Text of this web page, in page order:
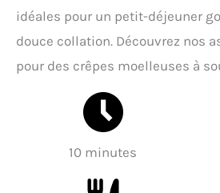
idéales pour un petit-déjeuner
douce collation. Découvrez nos
pour des crêpes moelleuses à
10 minutes